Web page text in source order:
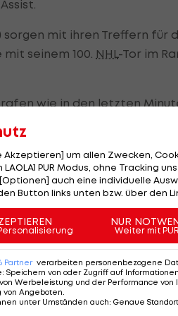
sorgen mit ihren Treffern für
seinem 100. NHL-Tor im
wie in den letzten
wichtigen Punkt
Nödl dürfen sich über einen
sie mit 2:3 in Overtime.
Partie lange offen. Nach
bereits 2:0 voran.
erzielt den
Akzeptieren] um allen Zwecken,
PUR Modus, ohne Tracking
auch eine individuelle
Button links unten bzw. über den
NUR
Weiter mit
Partner verarbeiten personenbezogene
: Speichern von oder Zugriff auf
Werbeleistung und der Performance
von Angeboten.
unter Umständen auch: Genaue